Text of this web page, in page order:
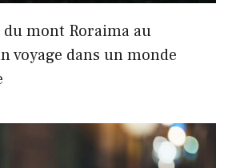
du mont Roraima au
voyage dans un monde